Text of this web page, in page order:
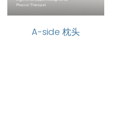
A-side 枕头